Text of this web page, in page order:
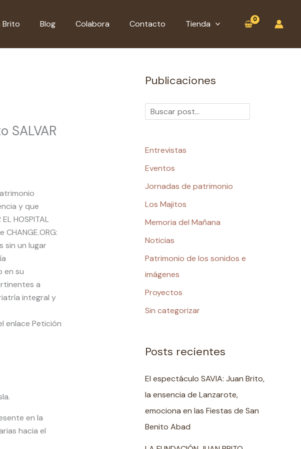
Brito Blog Colabora Contacto Tienda
SALVAR
y que
HOSPITAL
sin un lugar
en su
a
integral y
enlace Petición
en la
hacia el
Publicaciones
u
r
Entrevistas
Eventos
Jornadas de patrimonio
Los Majitos
Memoria del Mañana
Noticias
Patrimonio de los sonidos e
imágenes
Proyectos
Sin categorizar
Posts recientes
El espectáculo SAVIA: Juan Brito,
la ensencia de Lanzarote,
emociona en las Fiestas de San
Benito Abad
u
r
apoyo
movimiento
SALVAR